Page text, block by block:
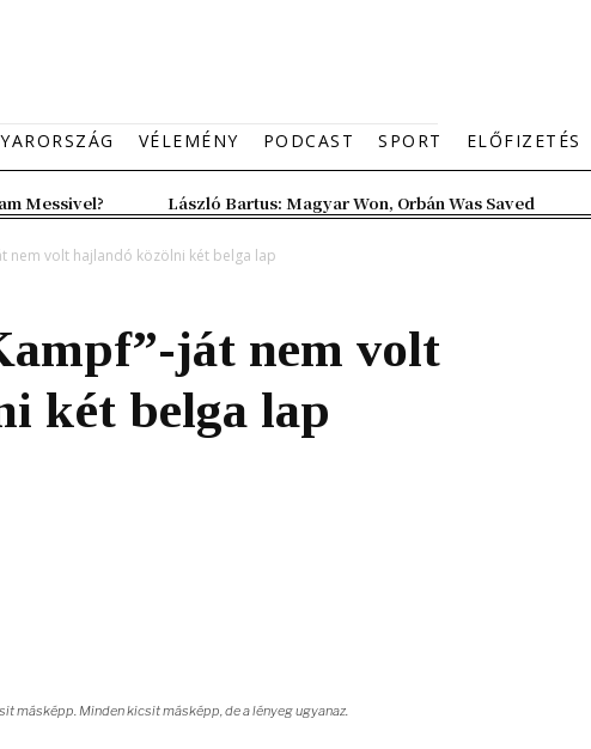
VÉLEMÉNY PODCAST SPORT ELŐFIZETÉS
Messivel? László Bartus: Magyar Won, Orbán Was Saved
nem volt hajlandó közölni két belga lap
ját nem volt
két belga lap
másképp. Minden kicsit másképp, de a lényeg ugyanaz.